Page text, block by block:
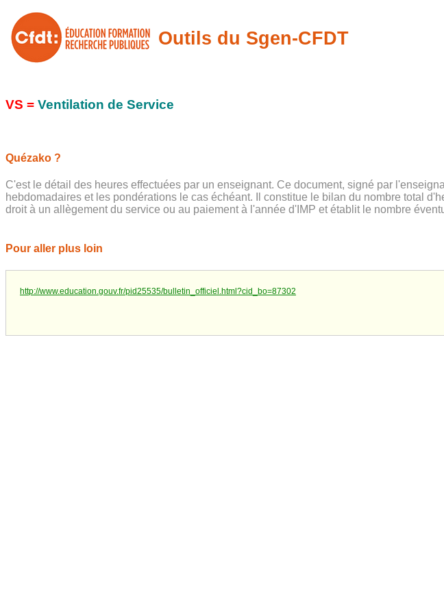
Outils du Sgen-CFDT
VS = Ventilation de Service
Quézako ?
C'est le détail des heures effectuées par un enseignant. Ce document, signé par
hebdomadaires et les pondérations le cas échéant. Il constitue le bilan du nombre total
droit à un allègement du service ou au paiement à l'année d'IMP et établit le nombre
Pour aller plus loin
http://www.education.gouv.fr/pid25535/bulletin_officiel.html?cid_bo=87302